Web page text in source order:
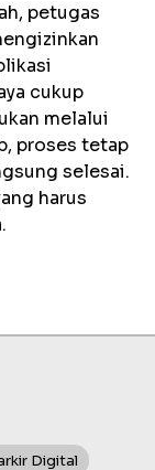
petugas
cukup
melalui
proses tetap
selesai.
harus
Digital